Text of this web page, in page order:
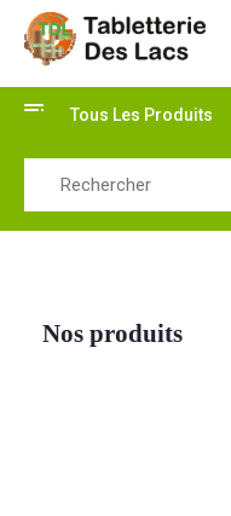
Tabletterie des Lacs
Tous Les Produits
Nos produits